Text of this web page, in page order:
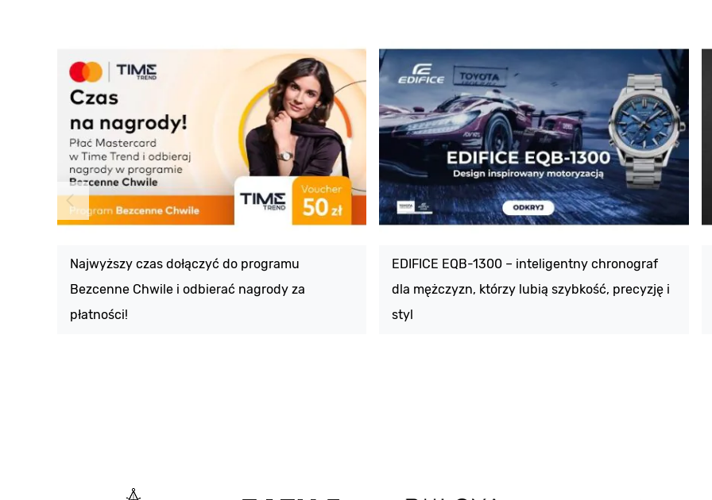
Najwyższy czas dołączyć do programu
Bezcenne Chwile i odbierać nagrody za
płatności!
EDIFICE EQB-1300 – inteligentny chronograf
dla mężczyzn, którzy lubią szybkość, precyzję i
styl